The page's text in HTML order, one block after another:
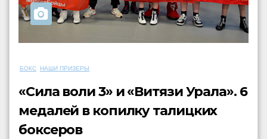
БОКС НАШИ ПРИЗЕРЫ
«Сила воли 3» и «Витязи Урала». 6
медалей в копилку талицких
боксеров